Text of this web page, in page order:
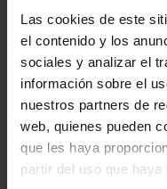
Las cookies de este
el contenido y los
sociales y analizar el
información sobre el
nuestros partners de
web, quienes pueden
que les haya
partir del uso que